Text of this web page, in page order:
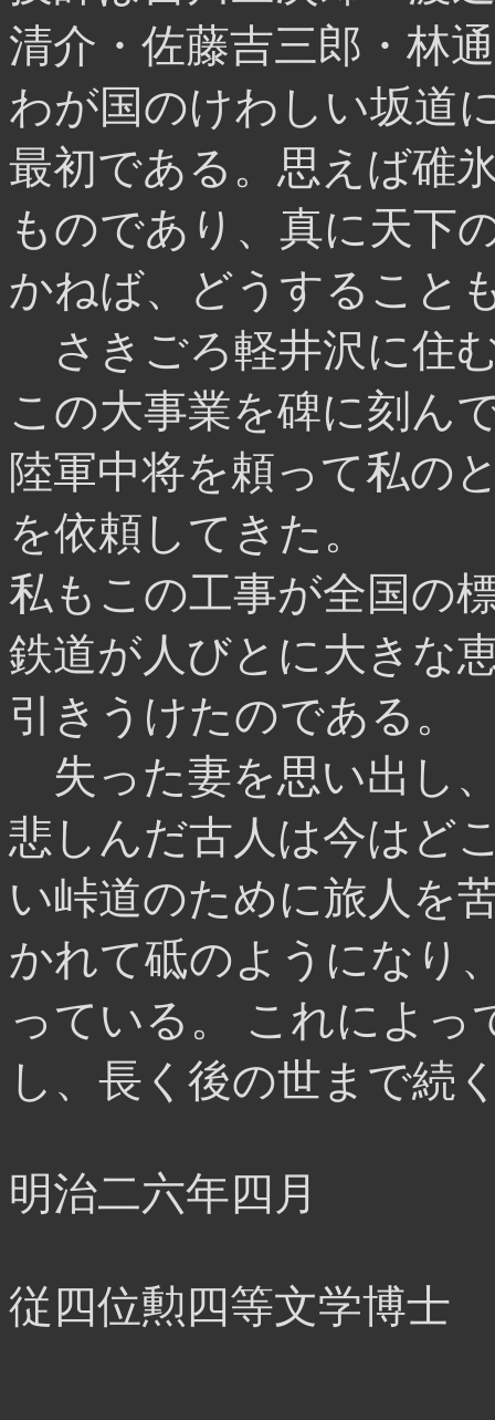
清介・佐藤吉三郎・林
わが国のけわしい坂道
最初である。思えば碓
ものであり、真に天下
かねば、どうすること
さきごろ軽井沢に住
この大事業を碑に刻ん
陸軍中将を頼って私の
を依頼してきた。
私もこの工事が全国の
鉄道が人びとに大きな
引きうけたのである。
失った妻を思い出し
悲しんだ古人は今はど
い峠道のために旅人を
かれて砥のようになり
っている。 これによっ
し、長く後の世まで続
明治二六年四月
従四位勲四等文学博士